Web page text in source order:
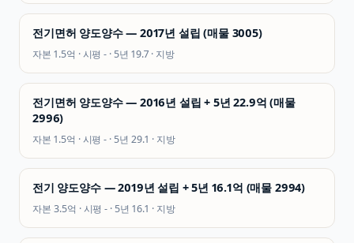
전기면허 양도양수 — 2017년 설립 (매물 3005)
자본 1.5억 · 시평- · 5년19.7· 지방
전기면허 양도양수 — 2016년 설립 + 5년 22.9억 (매물
2996)
자본 1.5억 · 시평- · 5년29.1 · 지방
전기 양도양수 — 2019년 설립 + 5년 16.1억 (매물 2994)
자본 3.5억 · 시평- · 5년16.1 · 지방